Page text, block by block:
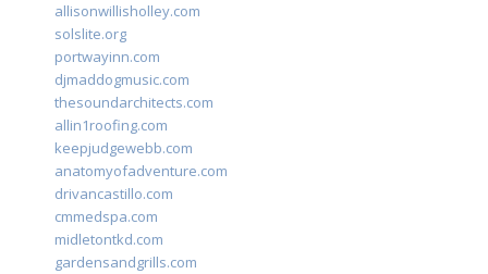
allisonwillisholley.com
solslite.org
portwayinn.com
djmaddogmusic.com
thesoundarchitects.com
allin1roofing.com
keepjudgewebb.com
anatomyofadventure.com
drivancastillo.com
cmmedspa.com
midletontkd.com
gardensandgrills.com